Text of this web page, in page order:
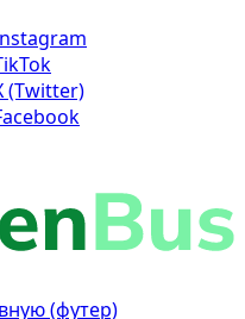
(Twitter)
(футер)